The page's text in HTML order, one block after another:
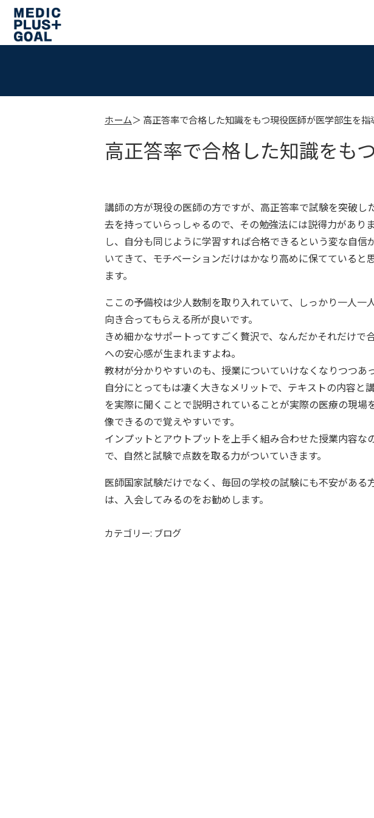
ホーム 高正答率で合格した知識をもつ現役医師が医学部生を指
高正答率で合格した知識をも
講師の方が現役の医師の方ですが、高正答率で試験を突破し
去を持っていらっしゃるので、その勉強法には説得力があり
し、自分も同じように学習すれば合格できるという変な自信
いてきて、モチベーションだけはかなり高めに保てていると
ます。
ここの予備校は少人数制を取り入れていて、しっかり一人一
向き合ってもらえる所が良いです。
きめ細かなサポートってすごく贅沢で、なんだかそれだけで
への安心感が生まれますよね。
教材が分かりやすいのも、授業についていけなくなりつつあ
自分にとってもは凄く大きなメリットで、テキストの内容と
を実際に聞くことで説明されていることが実際の医療の現場
像できるので覚えやすいです。
インプットとアウトプットを上手く組み合わせた授業内容な
で、自然と試験で点数を取る力がついていきます。
医師国家試験だけでなく、毎回の学校の試験にも不安がある
は、入会してみるのをお勧めします。
カテゴリー: ブログ